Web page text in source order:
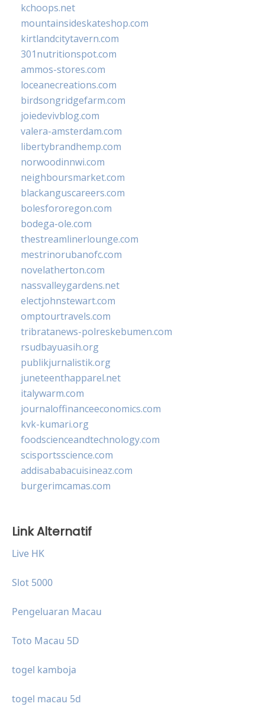
kchoops.net
mountainsideskateshop.com
kirtlandcitytavern.com
301nutritionspot.com
ammos-stores.com
loceanecreations.com
birdsongridgefarm.com
joiedevivblog.com
valera-amsterdam.com
libertybrandhemp.com
norwoodinnwi.com
neighboursmarket.com
blackanguscareers.com
bolesfororegon.com
bodega-ole.com
thestreamlinerlounge.com
mestrinorubanofc.com
novelatherton.com
nassvalleygardens.net
electjohnstewart.com
omptourtravels.com
tribratanews-polreskebumen.com
rsudbayuasih.org
publikjurnalistik.org
juneteenthapparel.net
italywarm.com
journaloffinanceeconomics.com
kvk-kumari.org
foodscienceandtechnology.com
scisportsscience.com
addisababacuisineaz.com
burgerimcamas.com
Link Alternatif
Live HK
Slot 5000
Pengeluaran Macau
Toto Macau 5D
togel kamboja
togel macau 5d